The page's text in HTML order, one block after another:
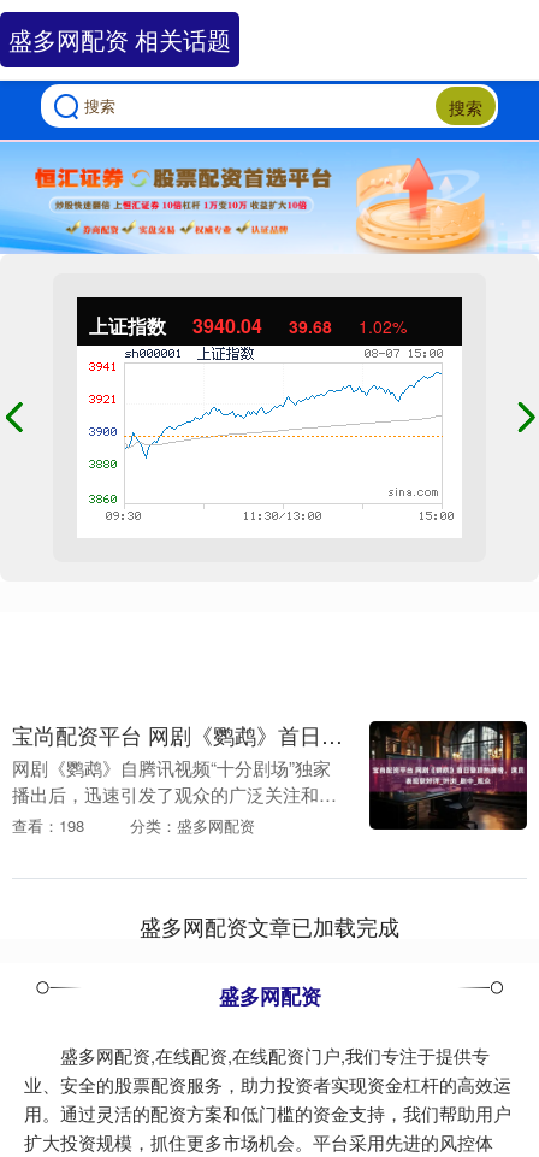
搜索
上证指数 3940.04 39.68 1.02%
盛多网配资 相关话题
宝尚配资平台 网剧《鹦鹉》首日登顶热度榜，演员表现获好评_叶浏_剧中_观众
网剧《鹦鹉》自腾讯视频“十分剧场”独家
播出后，迅速引发了观众的广泛关注和热
烈讨论。该剧由张睿和于景亮联合执导，
等实力派演员联....
查看：198 分类：盛多网配资
盛多网配资文章已加载完成
盛多网配资
盛多网配资,在线配资,在线配资门户,我们专注于提供专
业、安全的股票配资服务，助力投资者实现资金杠杆的高效运
用。通过灵活的配资方案和低门槛的资金支持，我们帮助用户
扩大投资规模，抓住更多市场机会。平台采用先进的风控体